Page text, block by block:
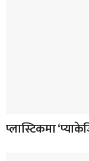
प्लास्टिकमा